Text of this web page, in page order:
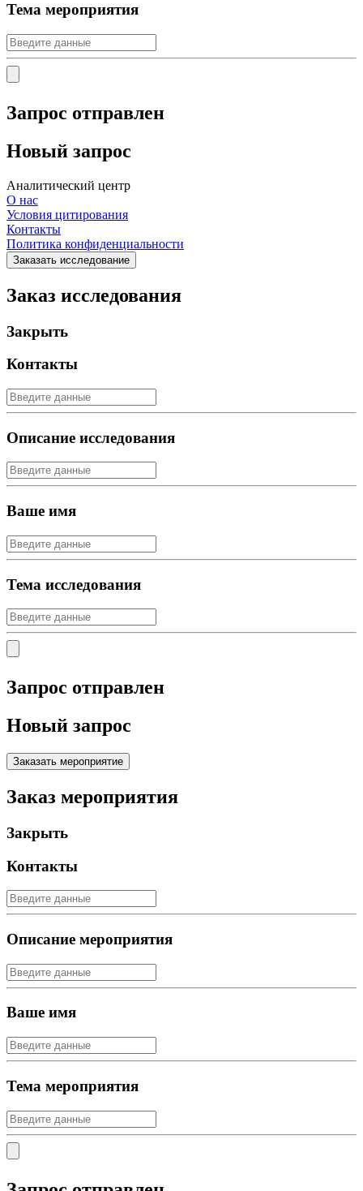
Тема мероприятия
Запрос отправлен
Новый запрос
Аналитический центр
О нас
Условия цитирования
Контакты
Политика конфиденциальности
Заказать исследование
Заказ исследования
Закрыть
Контакты
Описание исследования
Ваше имя
Тема исследования
Запрос отправлен
Новый запрос
Заказать мероприятие
Заказ мероприятия
Закрыть
Контакты
Описание мероприятия
Ваше имя
Тема мероприятия